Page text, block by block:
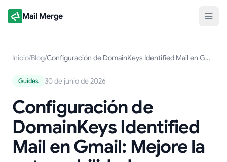
Mail Merge
Inicio/Blog/ Configuración de DomainKeys Identified Mail en Gmail: Mejore la entregabilidad
Guides 30 de junio de 2026
Configuración de
DomainKeys Identified
Mail en Gmail: Mejore la